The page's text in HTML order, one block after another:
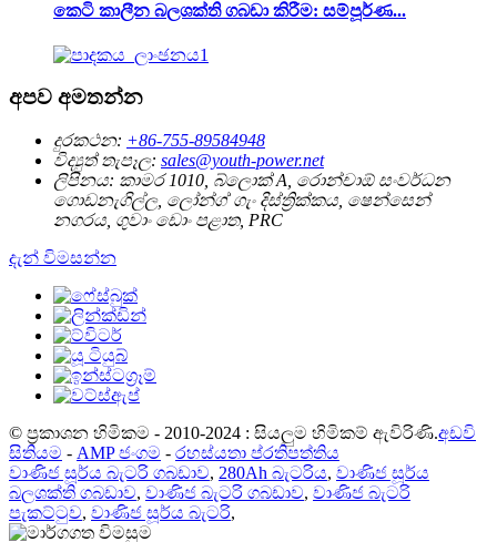
කෙටි කාලීන බලශක්ති ගබඩා කිරීම: සම්පූර්ණ...
අපව අමතන්න
දුරකථන: +86-755-89584948
විද්‍යුත් තැපෑල: sales@youth-power.net
ලිපිනය: කාමර 1010, බ්ලොක් A, රොන්චාඕ සංවර්ධන
ගොඩනැගිල්ල, ලෝන්ග් ගැං දිස්ත්‍රික්කය, ෂෙන්සෙන්
නගරය, ගුවාං ඩොං පළාත, PRC
දැන් විමසන්න
© ප්‍රකාශන හිමිකම - 2010-2024 : සියලුම හිමිකම් ඇවිරිණි.අඩවි
සිතියම - AMP ජංගම - රහස්යතා ප්රතිපත්තිය
වාණිජ සූර්ය බැටරි ගබඩාව, 280Ah බැටරිය, වාණිජ සූර්ය
බලශක්ති ගබඩාව, වාණිජ බැටරි ගබඩාව, වාණිජ බැටරි
පැකට්ටුව, වාණිජ සූර්ය බැටරි,